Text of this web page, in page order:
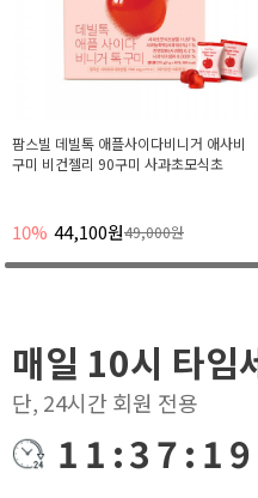
팜스빌 데빌톡 애플사이다비니거 애사비
구미 비건젤리 90구미 사과초모식초
10% 44,100원49,000원
매일 10시 타임
단, 24시간 회원 전용
11:37:19